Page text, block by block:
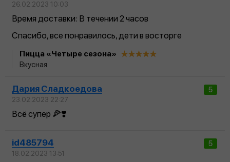
26.02.2023 10:03
Время доставки: В течении 2 часов
Спасибо, все понравилось, дети в восторге
Пицца «Четыре сезона»
Вкусная
5
Дария Сладкоедова
23.02.2023 22:27
Всё супер 🍕❣️
5
id485794
18.02.2023 13:51